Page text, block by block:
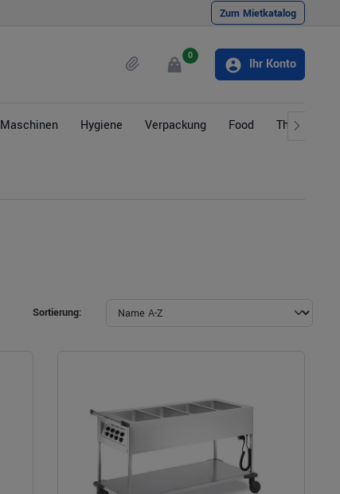
Zum Mietkatalog
0
Ihr Konto
Maschinen Hygiene Verpackung Food Themen
Sortierung: